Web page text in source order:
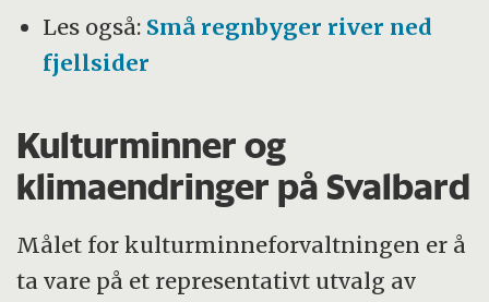
Les også: Små regnbyger river ned
fjellsider
Kulturminner og
klimaendringer på Svalbard
Målet for kulturminneforvaltningen er å
ta vare på et representativt utvalg av